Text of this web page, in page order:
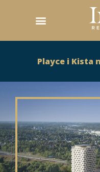
Playce i Kista